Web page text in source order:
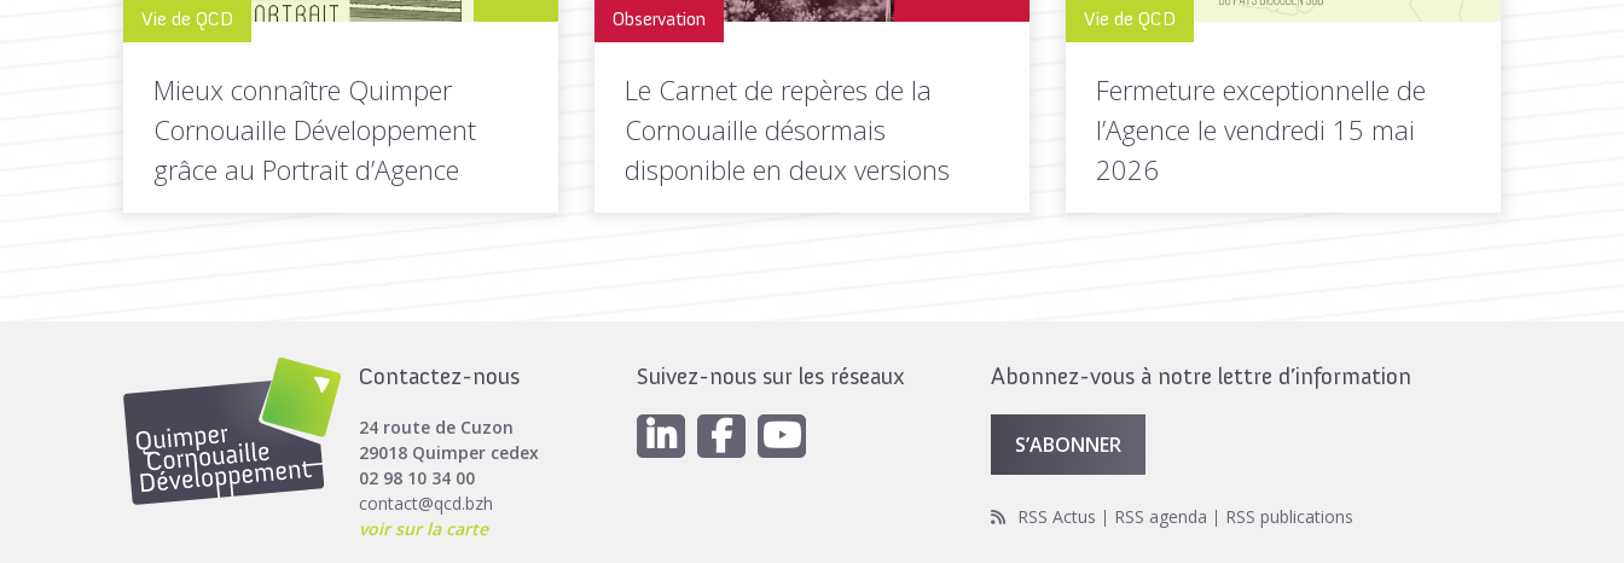
Vie de QCD
Mieux connaître Quimper
Cornouaille Développement
grâce au Portrait d’Agence
Toutes les actus de cette
rubrique
SUITE
Observation
Le Carnet de repères de la
Cornouaille désormais
disponible en deux versions
rubrique
Vie de QCD
Fermeture exceptionnelle de
l’Agence le vendredi 15 mai
2026
Contactez-nous
24 route de Cuzon
29018 Quimper cedex
02 98 10 34 00
contact@qcd.bzh
voir sur la carte
Suivez-nous sur les réseaux Abonnez-vous à notre lettre d’information
S’ABONNER
RSS Actus RSS agenda RSS publications